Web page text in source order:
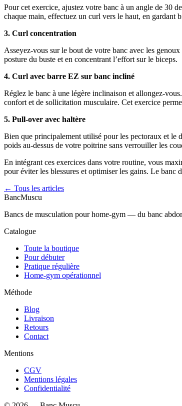
Pour cet exercice, ajustez votre banc à un angle de 30
chaque main, effectuez un curl vers le haut, en gardant
3. Curl concentration
Asseyez-vous sur le bout de votre banc avec les
posture du buste et en concentrant l’effort sur le biceps.
4. Curl avec barre EZ sur banc incliné
Réglez le banc à une légère inclinaison et allongez-
confort et de sollicitation musculaire. Cet exercice
5. Pull-over avec haltère
Bien que principalement utilisé pour les pectoraux et le
poids au-dessus de votre poitrine sans verrouiller les
En intégrant ces exercices dans votre routine, vous
pour éviter les blessures et optimiser les gains. Le
← Tous les articles
BancMuscu
Bancs de musculation pour home-gym — du banc
Catalogue
Toute la boutique
Pour débuter
Pratique régulière
Home-gym opérationnel
Méthode
Blog
Livraison
Retours
Contact
Mentions
CGV
Mentions légales
Confidentialité